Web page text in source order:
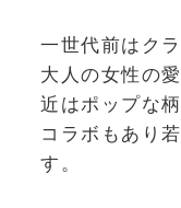
一世代前はク
大人の女性の
近はポップな
コラボもあり
す。